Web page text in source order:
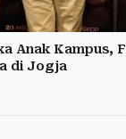
Anak Kampus,
di Jogja